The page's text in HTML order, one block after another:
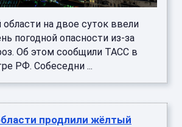
на двое суток ввели
погодной опасности из-за
Об этом сообщили ТАСС в
РФ. Собеседни ...
продлили жёлтый